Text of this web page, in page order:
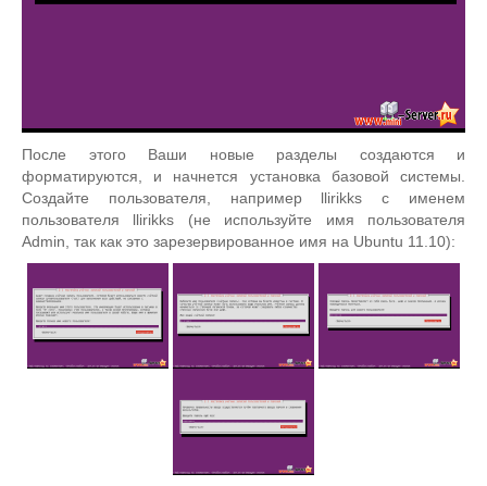
После этого Ваши новые разделы создаются и
форматируются, и начнется установка базовой системы.
Создайте пользователя, например llirikks с именем
пользователя llirikks (не используйте имя пользователя
Admin, так как это зарезервированное имя на Ubuntu 11.10):